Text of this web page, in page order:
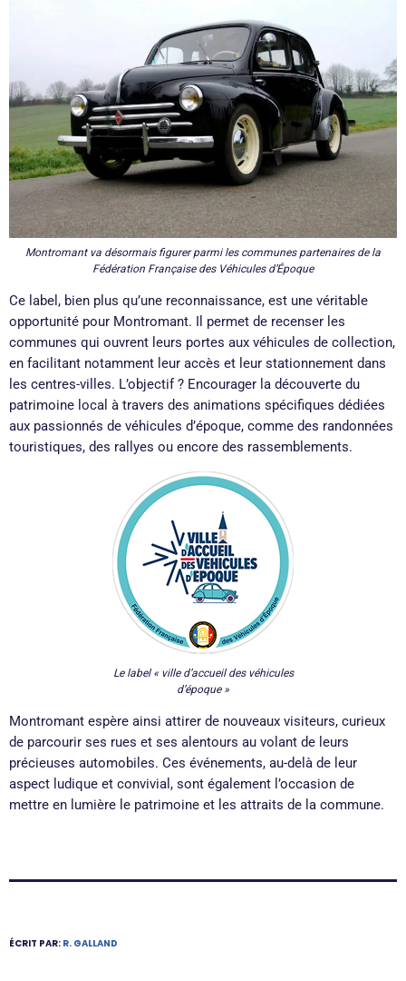
Montromant va désormais figurer parmi les communes partenaires de la
Fédération Française des Véhicules d’Époque
Ce label, bien plus qu’une reconnaissance, est une véritable
opportunité pour Montromant. Il permet de recenser les
communes qui ouvrent leurs portes aux véhicules de collection,
en facilitant notamment leur accès et leur stationnement dans
les centres-villes. L’objectif ? Encourager la découverte du
patrimoine local à travers des animations spécifiques dédiées
aux passionnés de véhicules d’époque, comme des randonnées
touristiques, des rallyes ou encore des rassemblements.
Le label « ville d’accueil des véhicules
d’époque »
Montromant espère ainsi attirer de nouveaux visiteurs, curieux
de parcourir ses rues et ses alentours au volant de leurs
précieuses automobiles. Ces événements, au-delà de leur
aspect ludique et convivial, sont également l’occasion de
mettre en lumière le patrimoine et les attraits de la commune.
ÉCRIT PAR: R. GALLAND